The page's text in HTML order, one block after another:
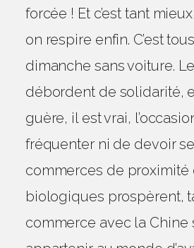
forcée ! Et c’est tant
on respire enfin. C’est
dimanche sans voiture.
débordent de solidarité,
guère, il est vrai,
fréquenter ni de devoir
commerces de proximité
biologiques prospèrent,
commerce avec la Chine